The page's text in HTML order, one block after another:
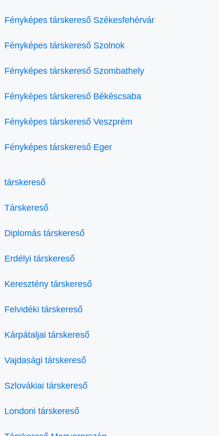
Fényképes társkereső Székesfehérvár
Fényképes társkereső Szolnok
Fényképes társkereső Szombathely
Fényképes társkereső Békéscsaba
Fényképes társkereső Veszprém
Fényképes társkereső Eger
társkereső
Társkereső
Diplomás társkereső
Erdélyi társkereső
Keresztény társkereső
Felvidéki társkereső
Kárpátaljai társkereső
Vajdasági társkereső
Szlovákiai társkereső
Londoni társkereső